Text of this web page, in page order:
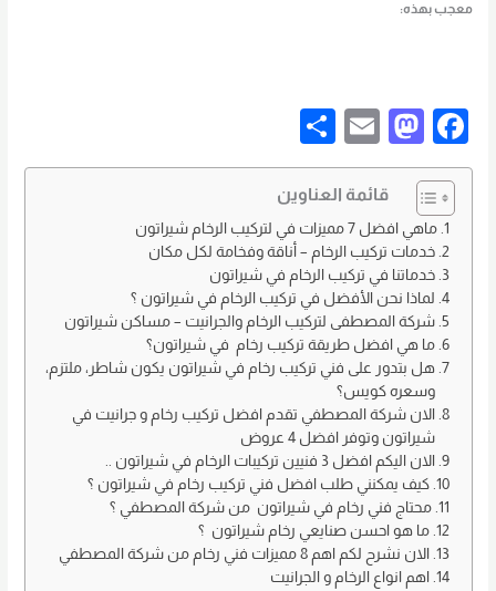
معجب بهذه:
F
a
c
e
b
o
o
k
M
a
st
o
d
o
n
E
m
ail
h
ar
e
قائمة العناوين
ماهي افضل 7 مميزات في لتركيب الرخام شيراتون
خدمات تركيب الرخام – أناقة وفخامة لكل مكان
خدماتنا في تركيب الرخام في شيراتون
لماذا نحن الأفضل في تركيب الرخام في شيراتون ؟
شركة المصطفى لتركيب الرخام والجرانيت – مساكن شيراتون
ما هي افضل طريقة تركيب رخام في شيراتون؟
هل بتدور على فني تركيب رخام في شيراتون يكون شاطر، ملتزم،
وسعره كويس؟
الان شركة المصطفي تقدم افضل تركيب رخام و جرانيت في
شيراتون وتوفر افضل 4 عروض
الان اليكم افضل 3 فنيين تركيبات الرخام في شيراتون ..
كيف يمكنني طلب افضل فني تركيب رخام في شيراتون ؟
محتاج فني رخام في شيراتون من شركة المصطفي ؟
ما هو احسن صنايعي رخام شيراتون ؟
الان نشرح لكم اهم 8 مميزات فني رخام من شركة المصطفي
اهم انواع الرخام و الجرانيت